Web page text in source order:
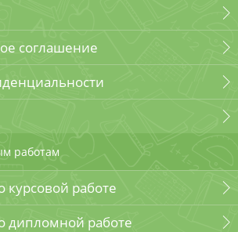
соглашение
работам
курсовой работе
дипломной работе